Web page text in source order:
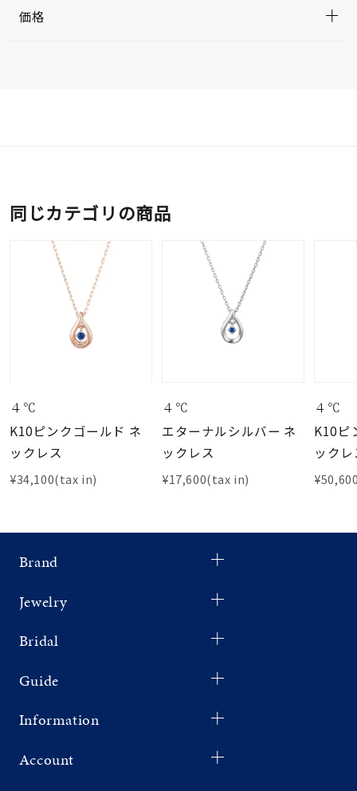
価格
同じカテゴリの商品
４℃
K10ピンクゴールド ネ
ックレス
¥34,100(tax in)
４℃
エターナルシルバー ネ
ックレス
¥17,600(tax in)
４℃
K10ピ
ック
Brand
Jewelry
Bridal
Guide
Information
Account